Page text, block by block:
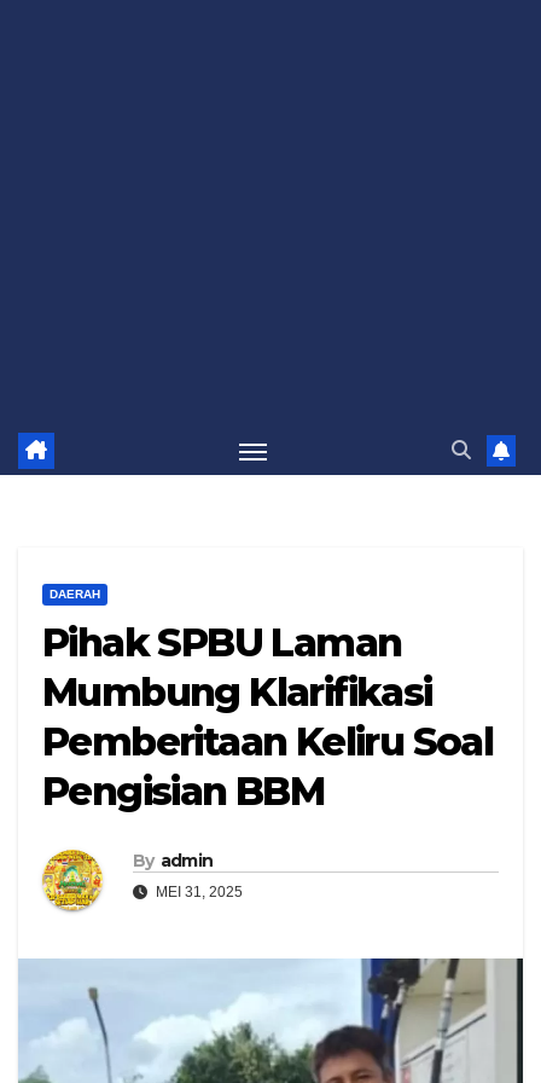
DAERAH
Pihak SPBU Laman
Mumbung Klarifikasi
Pemberitaan Keliru Soal
Pengisian BBM
By admin
MEI 31, 2025